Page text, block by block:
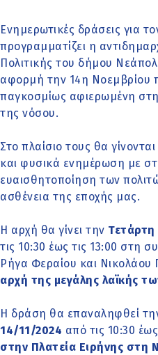
Ενημερωτικές δράσεις για
προγραμματίζει η
Πολιτικής του δήμου
αφορμή την 14η Νοεμβρίου
παγκοσμίως αφιερωμένη
της νόσου.
Στο πλαίσιο τους θα
και φυσικά ενημέρωση με
ευαισθητοποίηση των
ασθένεια της εποχής μας.
Η αρχή θα γίνει την
τις 10:30 έως τις 13:00 στη
Ρήγα Φεραίου και
αρχή της μεγάλης λαϊκής
Η δράση θα επαναληφθεί
14/11/2024 από τις 10:30
στην Πλατεία Ειρήνης στη